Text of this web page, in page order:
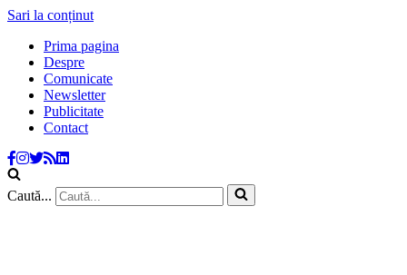
Sari la conținut
Prima pagina
Despre
Comunicate
Newsletter
Publicitate
Contact
Caută...